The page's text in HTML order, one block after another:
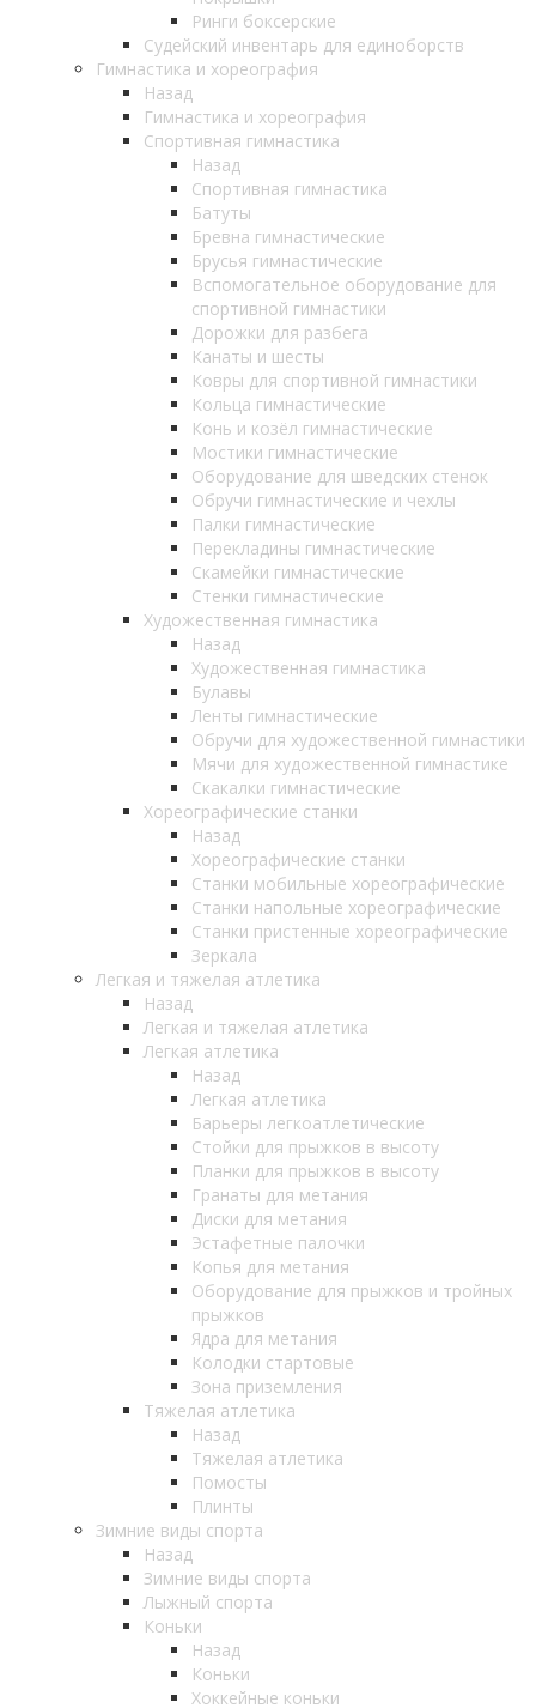
Ринги боксерские
Судейский инвентарь для единоборств
Гимнастика и хореография
Назад
Гимнастика и хореография
Спортивная гимнастика
Назад
Спортивная гимнастика
Батуты
Бревна гимнастические
Брусья гимнастические
Вспомогательное оборудование для
спортивной гимнастики
Дорожки для разбега
Канаты и шесты
Ковры для спортивной гимнастики
Кольца гимнастические
Конь и козёл гимнастические
Мостики гимнастические
Оборудование для шведских стенок
Обручи гимнастические и чехлы
Палки гимнастические
Перекладины гимнастические
Скамейки гимнастические
Стенки гимнастические
Художественная гимнастика
Назад
Художественная гимнастика
Булавы
Ленты гимнастические
Обручи для художественной гимнастики
Мячи для художественной гимнастике
Скакалки гимнастические
Хореографические станки
Назад
Хореографические станки
Станки мобильные хореографические
Станки напольные хореографические
Станки пристенные хореографические
Зеркала
Легкая и тяжелая атлетика
Назад
Легкая и тяжелая атлетика
Легкая атлетика
Назад
Легкая атлетика
Барьеры легкоатлетические
Стойки для прыжков в высоту
Планки для прыжков в высоту
Гранаты для метания
Диски для метания
Эстафетные палочки
Копья для метания
Оборудование для прыжков и тройных
прыжков
Ядра для метания
Колодки стартовые
Зона приземления
Тяжелая атлетика
Назад
Тяжелая атлетика
Помосты
Плинты
Зимние виды спорта
Назад
Зимние виды спорта
Лыжный спорта
Коньки
Назад
Коньки
Хоккейные коньки